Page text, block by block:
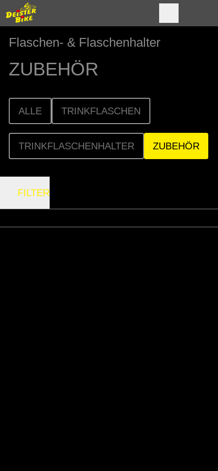
Flaschen- & Flaschenhalter
ZUBEHÖR
ALLE TRINKFLASCHEN
TRINKFLASCHENHALTER ZUBEHÖR
FILTER